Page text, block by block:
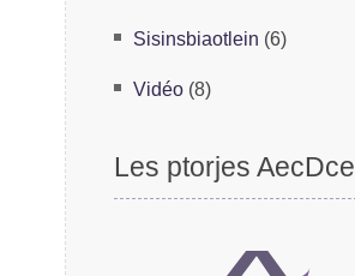
Sioalinitsebsin (6)
Vidéo (8)
Les poetjrs AcDcee